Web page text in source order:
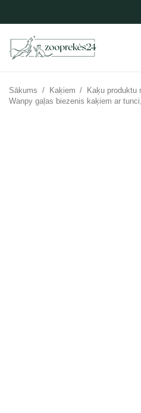
Sākums / Kaķiem / Kaķu produktu
Wanpy gaļas biezenis kaķiem ar